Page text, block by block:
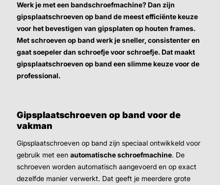
Werk je met een bandschroefmachine? Dan zijn
gipsplaatschroeven op band de meest efficiënte keuze
voor het bevestigen van gipsplaten op houten frames.
Met schroeven op band werk je sneller, consistenter en
gaat soepeler dan schroefje voor schroefje. Dat maakt
gipsplaatschroeven op band een slimme keuze voor de
professional.
Gipsplaatschroeven op band voor de
vakman
Gipsplaatschroeven op band zijn speciaal ontwikkeld voor
gebruik met een automatische schroefmachine. De
schroeven worden automatisch aangevoerd en op exact
dezelfde manier verwerkt. Dat geeft je meerdere grote